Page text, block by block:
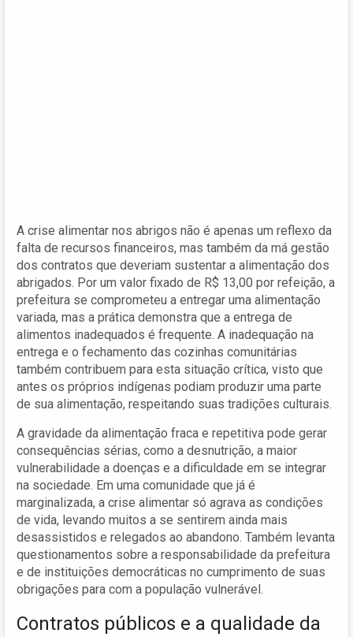
A crise alimentar nos abrigos não é apenas um reflexo da
falta de recursos financeiros, mas também da má gestão
dos contratos que deveriam sustentar a alimentação dos
abrigados. Por um valor fixado de R$ 13,00 por refeição, a
prefeitura se comprometeu a entregar uma alimentação
variada, mas a prática demonstra que a entrega de
alimentos inadequados é frequente. A inadequação na
entrega e o fechamento das cozinhas comunitárias
também contribuem para esta situação crítica, visto que
antes os próprios indígenas podiam produzir uma parte
de sua alimentação, respeitando suas tradições culturais.
A gravidade da alimentação fraca e repetitiva pode gerar
consequências sérias, como a desnutrição, a maior
vulnerabilidade a doenças e a dificuldade em se integrar
na sociedade. Em uma comunidade que já é
marginalizada, a crise alimentar só agrava as condições
de vida, levando muitos a se sentirem ainda mais
desassistidos e relegados ao abandono. Também levanta
questionamentos sobre a responsabilidade da prefeitura
e de instituições democráticas no cumprimento de suas
obrigações para com a população vulnerável.
Contratos públicos e a qualidade da